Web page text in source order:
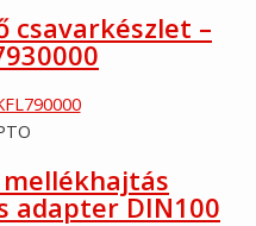
csavarkészlet –
adapter DIN100